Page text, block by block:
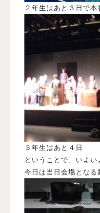
２年生はあと３日で本
３年生はあと４日
ということで、いよ
今日は当日会場となる